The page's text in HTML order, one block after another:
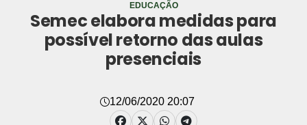
EDUCAÇÃO
Semec elabora medidas para
possível retorno das aulas
presenciais
12/06/2020 20:07